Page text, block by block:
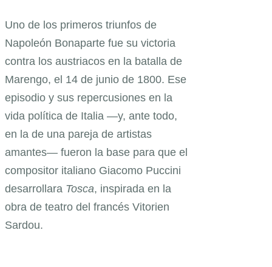
Uno de los primeros triunfos de
Napoleón Bonaparte fue su victoria
contra los austriacos en la batalla de
Marengo, el 14 de junio de 1800. Ese
episodio y sus repercusiones en la
vida política de Italia —y, ante todo,
en la de una pareja de artistas
amantes— fueron la base para que el
compositor italiano Giacomo Puccini
desarrollara Tosca, inspirada en la
obra de teatro del francés Vitorien
Sardou.